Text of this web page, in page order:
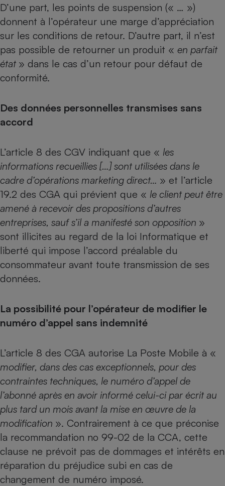
D’une part, les points de suspension (« … »)
donnent à l’opérateur une marge d’appréciation
sur les conditions de retour. D’autre part, il n’est
pas possible de retourner un produit « en parfait
état » dans le cas d’un retour pour défaut de
conformité.
Des données personnelles transmises sans
accord
L’article 8 des CGV indiquant que « les
informations recueillies […] sont utilisées dans le
cadre d’opérations marketing direct… » et l’article
19.2 des CGA qui prévient que « le client peut être
amené à recevoir des propositions d’autres
entreprises, sauf s’il a manifesté son opposition »
sont illicites au regard de la loi Informatique et
liberté qui impose l’accord préalable du
consommateur avant toute transmission de ses
données.
La possibilité pour l’opérateur de modifier le
numéro d’appel sans indemnité
L’article 8 des CGA autorise La Poste Mobile à «
modifier, dans des cas exceptionnels, pour des
contraintes techniques, le numéro d’appel de
l’abonné après en avoir informé celui-ci par écrit au
plus tard un mois avant la mise en œuvre de la
modification ». Contrairement à ce que préconise
la recommandation no 99-02 de la CCA, cette
clause ne prévoit pas de dommages et intérêts en
réparation du préjudice subi en cas de
changement de numéro imposé.